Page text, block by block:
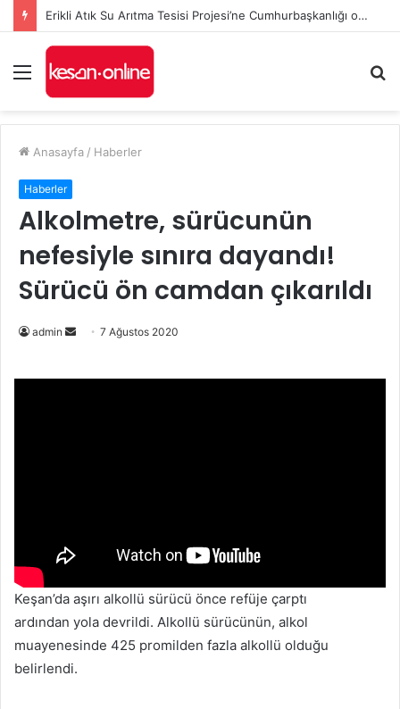
Erikli Atık Su Arıtma Tesisi Projesi’ne Cumhurbaşkanlığı onayı
Menü
...
Anasayfa / Haberler
Haberler
Alkolmetre, sürücunün
nefesiyle sınıra dayandı!
Sürücü ön camdan çıkarıldı
admin
Bir
7 Ağustos 2020
Keşan’da aşırı alkollü sürücü önce refüje çarptı
ardından yola devrildi. Alkollü sürücünün, alkol
muayenesinde 425 promilden fazla alkollü olduğu
belirlendi.